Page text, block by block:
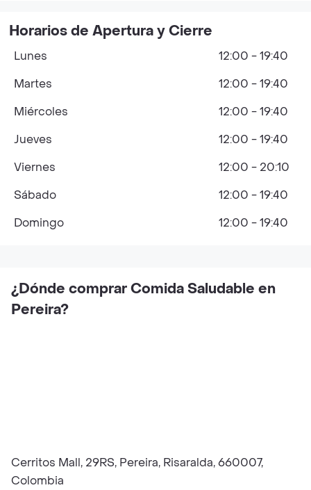
¿Dónde comprar Comida Saludable en
Pereira?
Cerritos Mall, 29RS, Pereira, Risaralda, 660007,
Colombia
Horarios de Apertura y Cierre
Lunes
12:00 - 19:40
Martes
12:00 - 19:40
Miércoles
12:00 - 19:40
Jueves
12:00 - 19:40
Viernes
12:00 - 20:10
Sábado
12:00 - 19:40
Domingo
12:00 - 19:40